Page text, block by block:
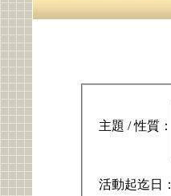
主題 / 性質：
活動起迄日：